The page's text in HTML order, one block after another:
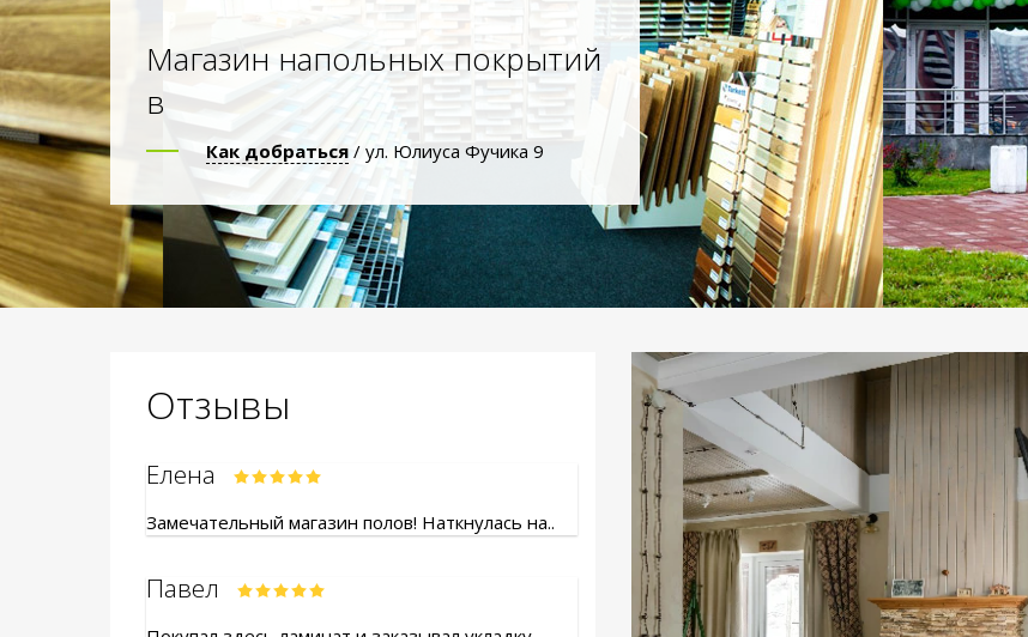
Магазин напольных покрытий
в
Как добраться / ул. Юлиуса Фучика 9
Отзывы
Елена
Замечательный магазин полов! Наткнулась на..
Павел